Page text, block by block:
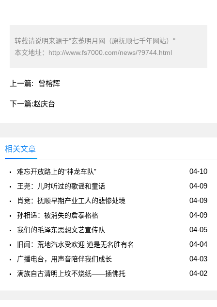
转载请说明来源于"玄菟明月网（原抚顺七千年网站）"
本文地址： http://www.fs7000.com/news/?9744.html
上一篇: 曾榕辉
下一篇:赵庆台
相关文章
04-10
难忘开放路上的“神龙车队”
04-09
王尧：儿时听过的歌谣和童话
04-09
肖竞：抚顺早期产业工人的悲惨处境
04-09
孙相适：被消失的詹泰格格
04-05
我们的毛泽东思想文艺宣传队
04-04
旧闻：荒地汽水受欢迎 道是无名胜有名
04-03
广播电台，用声音陪伴我们成长
04-02
满族自古清明上坟不烧纸——插佛托